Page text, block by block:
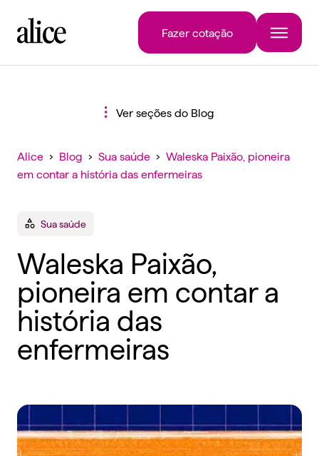
Fazer cotação
Ver seções do Blog
Alice › Blog › Sua saúde › Waleska Paixão, pioneira
em contar a história das enfermeiras
Sua saúde
Waleska Paixão,
pioneira em contar a
história das
enfermeiras